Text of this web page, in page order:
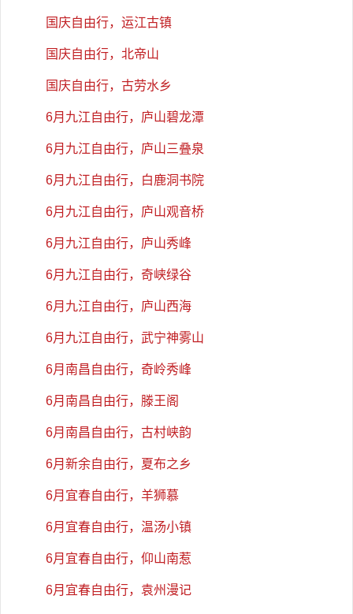
国庆自由行，运江古镇
国庆自由行，北帝山
国庆自由行，古劳水乡
6月九江自由行，庐山碧龙潭
6月九江自由行，庐山三叠泉
6月九江自由行，白鹿洞书院
6月九江自由行，庐山观音桥
6月九江自由行，庐山秀峰
6月九江自由行，奇峡绿谷
6月九江自由行，庐山西海
6月九江自由行，武宁神雾山
6月南昌自由行，奇岭秀峰
6月南昌自由行，滕王阁
6月南昌自由行，古村峡韵
6月新余自由行，夏布之乡
6月宜春自由行，羊狮慕
6月宜春自由行，温汤小镇
6月宜春自由行，仰山南惹
6月宜春自由行，袁州漫记